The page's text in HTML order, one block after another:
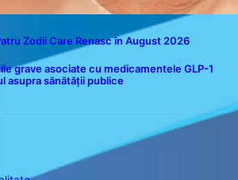
Zodii Care Renasc în August 2026
grave asociate cu medicamentele GLP-1
asupra sănătății publice